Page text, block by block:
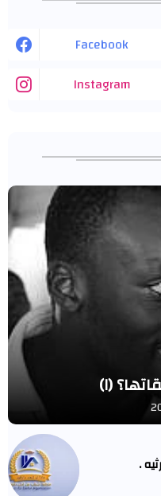
Facebook
Instagram
(١)
.